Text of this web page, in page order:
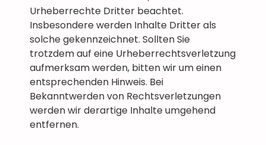
Urheberrechte Dritter beachtet.
Insbesondere werden Inhalte Dritter als
solche gekennzeichnet. Sollten Sie
trotzdem auf eine Urheberrechtsverletzung
aufmerksam werden, bitten wir um einen
entsprechenden Hinweis. Bei
Bekanntwerden von Rechtsverletzungen
werden wir derartige Inhalte umgehend
entfernen.